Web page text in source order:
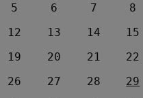
5 6 7 8
12 13 14 15
19 20 21 22
26 27 28 29